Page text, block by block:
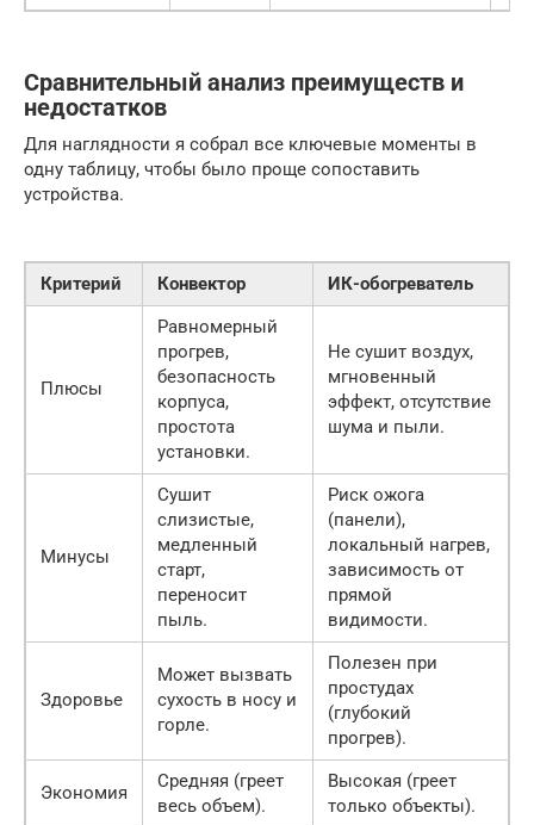
Сравнительный анализ преимуществ и
недостатков
Для наглядности я собрал все ключевые моменты в
одну таблицу, чтобы было проще сопоставить
устройства.
Критерий Конвектор ИК-обогреватель
Плюсы
Равномерный
прогрев,
безопасность
корпуса,
простота
установки.
Не сушит воздух,
мгновенный
эффект, отсутствие
шума и пыли.
Минусы
Сушит
слизистые,
медленный
старт,
переносит
пыль.
Риск ожога
(панели),
локальный нагрев,
зависимость от
прямой
видимости.
Здоровье
Может вызвать
сухость в носу и
горле.
Полезен при
простудах
(глубокий
прогрев).
Экономия
Средняя (греет
весь объем).
Высокая (греет
только объекты).